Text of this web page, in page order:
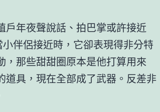
戶年夜聲說話、拍巴掌或許接近
伴侶接近時，它卻表現得非分特
，那些甜甜圈原本是他打算用來
道具，現在全部成了武器。反差非